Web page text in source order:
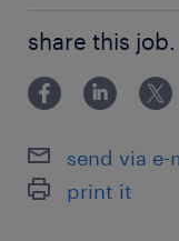
しています。
最寄駅
分）
東西線、京葉線
自分に合ったとこ
share this job.
send via e-
print it